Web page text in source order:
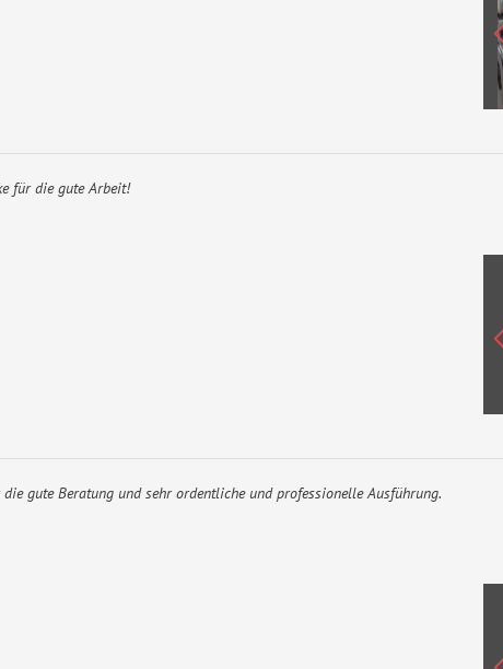
für die gute Arbeit!
gute Beratung und sehr ordentliche und professionelle Ausführung.